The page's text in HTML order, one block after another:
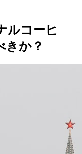
ルコーヒ
きか？